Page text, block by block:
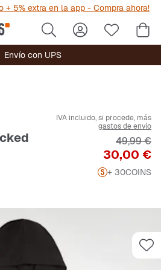
+ 5% extra en la app - Compra ahora!
Envío con UPS
IVA incluido, si procede, más
gastos de envío
Precio
30,00 €
Precio
49,99 €
+ 30COINS